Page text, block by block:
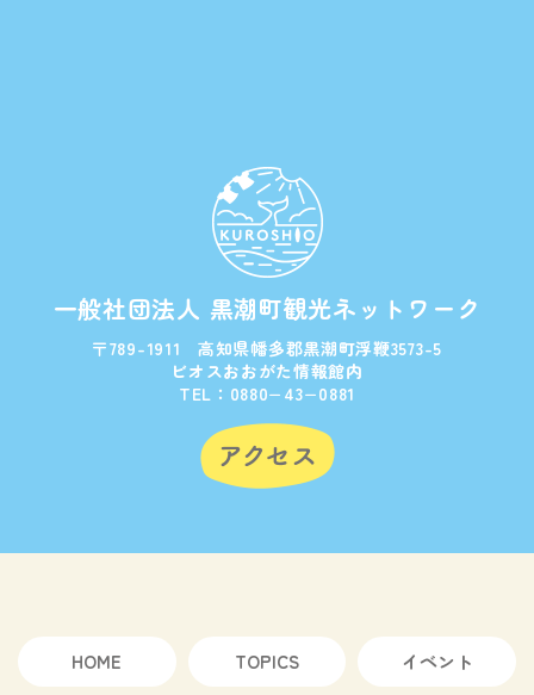
一般社団法人 黒潮町観光ネットワーク
〒789-1911 高知県幡多郡黒潮町浮鞭3573-5
ビオスおおがた情報館内
TEL：0880−43−0881
HOME TOPICS イベント